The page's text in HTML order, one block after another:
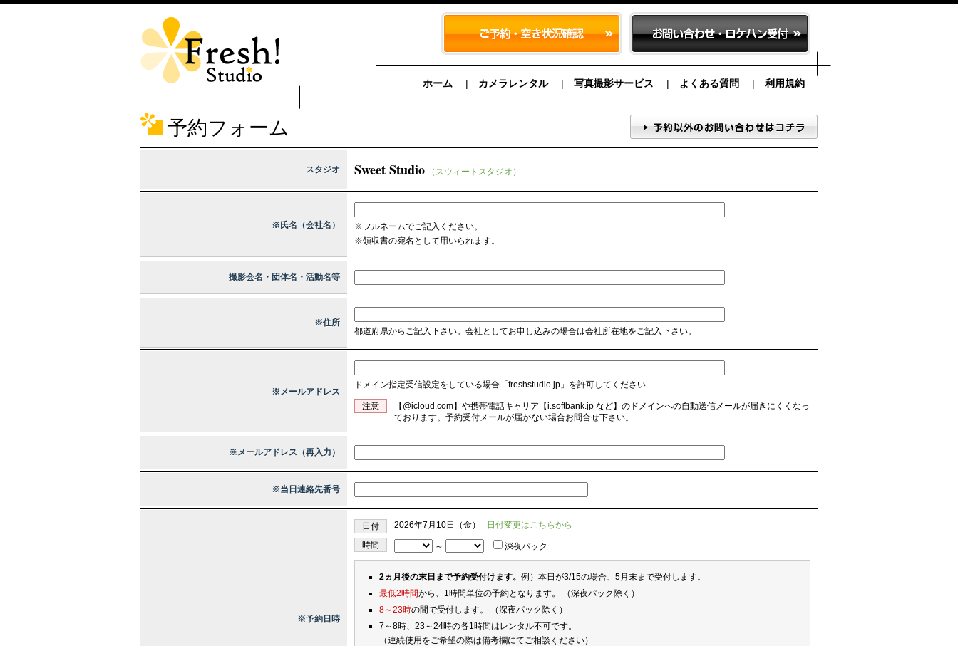
ホーム カメラレンタル 写真撮影サービス よくある質問 利用規約
予約フォーム
スタジオ Sweet Studio （スウィートスタジオ）
※氏名（会社名）
※フルネームでご記入ください。
※領収書の宛名として用いられます。
撮影会名・団体名・活動名等
※住所
都道府県からご記入下さい。会社としてお申し込みの場合は会社所在地をご記入下さい。
※メールアドレス
ドメイン指定受信設定をしている場合「freshstudio.jp」を許可してください
注意
【@icloud.com】や携帯電話キャリア【i.softbank.jp など】のドメインへの自動送信メールが届きにくくなっ
ております。予約受付メールが届かない場合お問合せ下さい。
※メールアドレス（再入力）
※当日連絡先番号
※予約日時
日付 2026年7月10日（金）
日付変更はこちらから
時間
～ 深夜パック
2ヵ月後の末日まで予約受付けます。 例）本日が3/15の場合、5月末まで受付します。
最低2時間から、1時間単位の予約となります。 （深夜パック除く）
8～23時の間で受付します。 （深夜パック除く）
7～8時、23～24時の各1時間はレンタル不可です。
（連続使用をご希望の際は備考欄にてご相談ください）